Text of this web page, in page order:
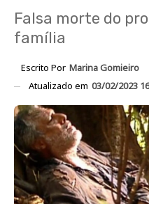
Falsa morte do
família
Escrito Por Marina Gomieiro
Atualizado em 03/02/2023